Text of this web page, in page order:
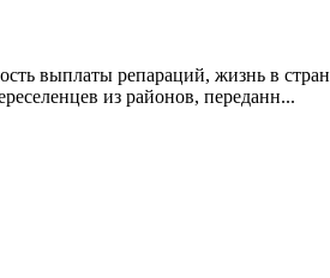
выплаты репараций, жизнь в
из районов, переданн...